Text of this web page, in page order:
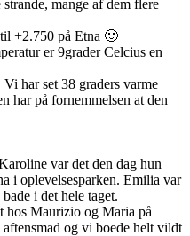
mange af dem flere
+2.750 på Etna 🙂
er 9grader Celcius en
har set 38 graders varme
har på fornemmelsen at den
var det den dag hun
i oplevelsesparken. Emilia var
i det hele taget.
hos Maurizio og Maria på
og vi boede helt vildt